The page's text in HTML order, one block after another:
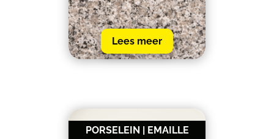
Lees meer
PORSELEIN | EMAILLE